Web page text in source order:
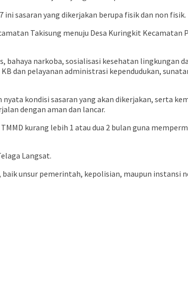
sasaran yang dikerjakan berupa fisik dan non fisik.
Takisung menuju Desa Kuringkit Kecamatan
narkoba, sosialisasi kesehatan lingkungan
dan pelayanan administrasi kependudukan,
kondisi sasaran yang akan dikerjakan, serta
dengan aman dan lancar.
kurang lebih 1 atau dua 2 bulan guna
Langsat.
unsur pemerintah, kepolisian, maupun instansi